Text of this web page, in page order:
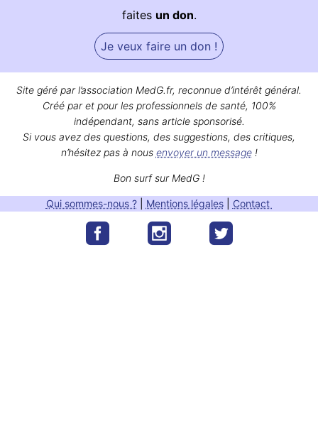
faites un don.
Je veux faire un don !
Site géré par l’association MedG.fr, reconnue d’intérêt général.
Créé par et pour les professionnels de santé, 100%
indépendant, sans article sponsorisé.
Si vous avez des questions, des suggestions, des critiques,
n’hésitez pas à nous envoyer un message!
Bon surf sur MedG !
Qui sommes-nous ?| Mentions légales| Contact